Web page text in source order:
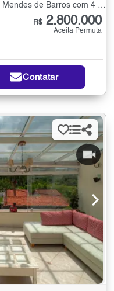
Sobrado à Venda no Jardim Leonor Mendes de Barros com 4 quartos - 340 m²
R$ 2.800.000
Aceita Permuta
Contatar